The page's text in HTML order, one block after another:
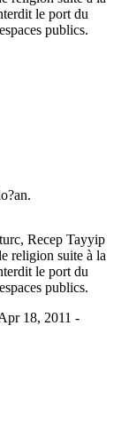
le port du
publics.
Recep Tayyip
religion suite à la
le port du
publics.
18, 2011 -